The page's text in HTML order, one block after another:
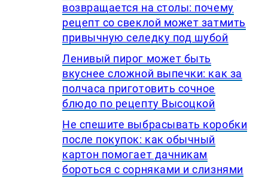
возвращается на столы: почему
рецепт со свеклой может затмить
привычную селедку под шубой
Ленивый пирог может быть
вкуснее сложной выпечки: как за
полчаса приготовить сочное
блюдо по рецепту Высоцкой
Не спешите выбрасывать коробки
после покупок: как обычный
картон помогает дачникам
бороться с сорняками и слизнями